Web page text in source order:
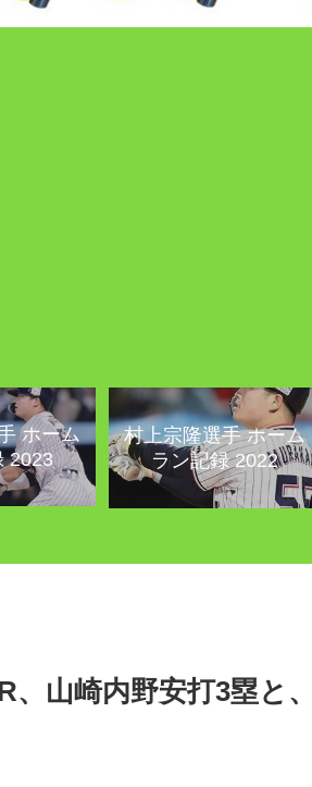
ホーム
2023
村上宗隆選手 ホーム
ラン記録 2022
山崎内野安打3塁と、